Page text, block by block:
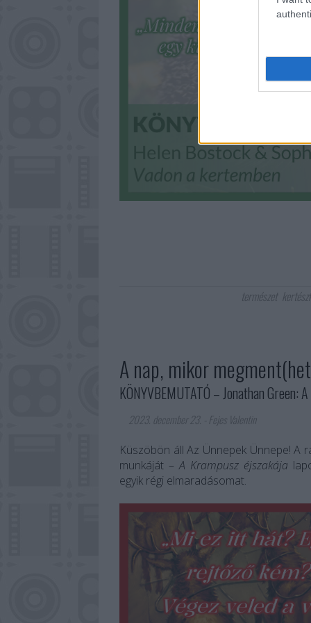
természet
A nap, mikor
KÖNYVBEMUTATÓ – Jonathan Green:
2023. december 23.
Fejes Valentin
Küszöbön áll Az Ünnepek Ünnepe! A
munkáját –A Krampusz éjszakája
egyik régi elmaradásomat.